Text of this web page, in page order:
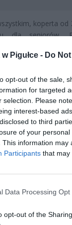
Pigułce - Do
opt-out of the sale,
for targeted
selection. Please
interest-based
to third
of your
This information
Participants that may
Data Processing Opt
opt-out of the
koperta
dla seniorów.
wynoszącej aż
oraz finalnej